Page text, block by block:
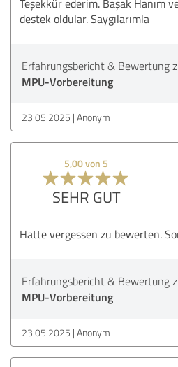
Teşekkür ederim. Başak Hanım
destek oldular. Saygılarımla
Erfahrungsbericht & Bewertung
MPU-Vorbereitung
23.05.2025 Anonym
5,00 von 5
SEHR GUT
Hatte vergessen zu bewerten.
Erfahrungsbericht & Bewertung
MPU-Vorbereitung
23.05.2025 Anonym